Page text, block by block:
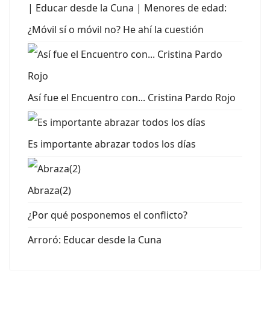
| Educar desde la Cuna | Menores de edad:
¿Móvil sí o móvil no? He ahí la cuestión
Así fue el Encuentro con... Cristina Pardo Rojo
Es importante abrazar todos los días
Abraza(2)
¿Por qué posponemos el conflicto?
Arroró: Educar desde la Cuna